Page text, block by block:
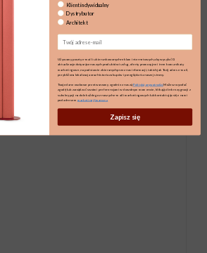
Klient indywidualny
Dystrybutor
Architekt
Email
Używamy poczty e-mail i ukierunkowanych reklam internetowych, aby wysyłać Ci
aktualizacje dotyczące naszych produktów i usług, oferty promocyjne i inne komunikaty
marketingowe, na podstawie zbieranych przez nas informacji, takich jak Twój adres e-mail,
przybliżona lokalizacja oraz historia zakupów i przeglądania naszej strony.
Twoje dane osobowe przetwarzamy zgodnie z nasząPolityką prywatności.Możesz wycofać
zgodę lub zarządzać swoimi preferencjami w dowolnym momencie, klikając link rezygnacji z
subskrypcji na dole każdego z naszych e-maili marketingowych lub kontaktując się z nami
pod adresem marketing@maro.eu
Zapisz się